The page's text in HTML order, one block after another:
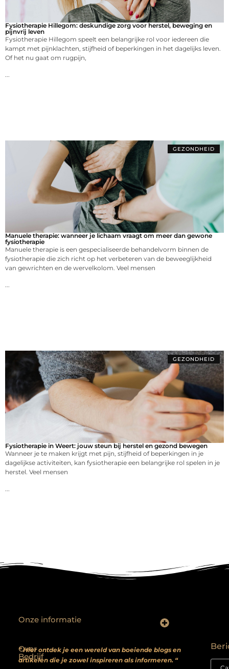
Fysiotherapie Hillegom: deskundige zorg voor herstel, beweging en
pijnvrij leven
Fysiotherapie Hillegom speelt een belangrijke rol voor iedereen die
kampt met pijnklachten, stijfheid of beperkingen in het dagelijks leven.
Of het nu gaat om rugpijn,
GEZONDHEID
Manuele therapie: wanneer je lichaam vraagt om meer dan gewone
fysiotherapie
Manuele therapie is een gespecialiseerde behandelvorm binnen de
fysiotherapie die zich richt op het verbeteren van de beweeglijkheid
van gewrichten en de wervelkolom. Veel mensen
GEZONDHEID
Fysiotherapie in Weert: jouw steun bij herstel en gezond bewegen
Wanneer je te maken krijgt met pijn, stijfheid of beperkingen in je
dagelijkse activiteiten, kan fysiotherapie een belangrijke rol spelen in je
herstel. Veel mensen
Over
Bedrijf
” Hier ontdek je een wereld van boeiende blogs en
artikelen die je zowel inspireren als informeren. “
Onze informatie